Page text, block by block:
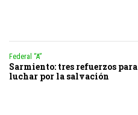
Federal “A”
Sarmiento: tres refuerzos para
luchar por la salvación